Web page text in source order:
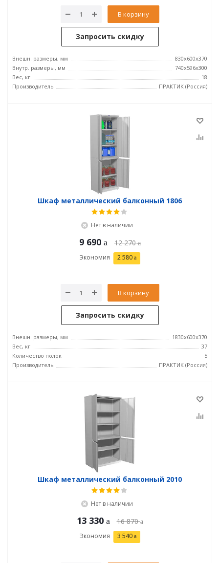
В корзину
Запросить скидку
Внешн. размеры, мм
830x600x370
Внутр. размеры, мм
740х596х300
Вес, кг
18
Производитель
ПРАКТИК (Россия)
Шкаф металлический балконный 1806
Нет в наличии
9 690 12 270
Экономия 2 580
В корзину
Запросить скидку
Внешн. размеры, мм
1830x600x370
Вес, кг
37
Количество полок
5
Производитель
ПРАКТИК (Россия)
Шкаф металлический балконный 2010
Нет в наличии
13 330 16 870
Экономия 3 540